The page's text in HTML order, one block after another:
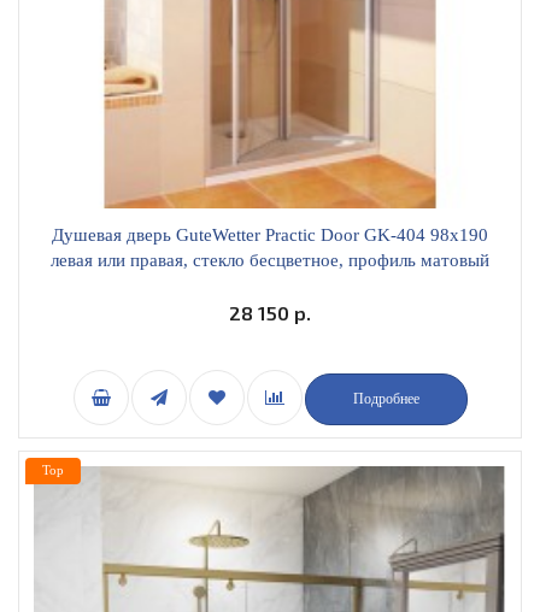
Душевая дверь GuteWetter Practic Door GK-404 98х190
левая или правая, стекло бесцветное, профиль матовый
28 150 р.
Подробнее
Top